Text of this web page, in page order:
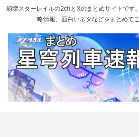
崩壊スターレイルの2chとXのまとめサイトです
略情報、面白いネタなどをまとめて